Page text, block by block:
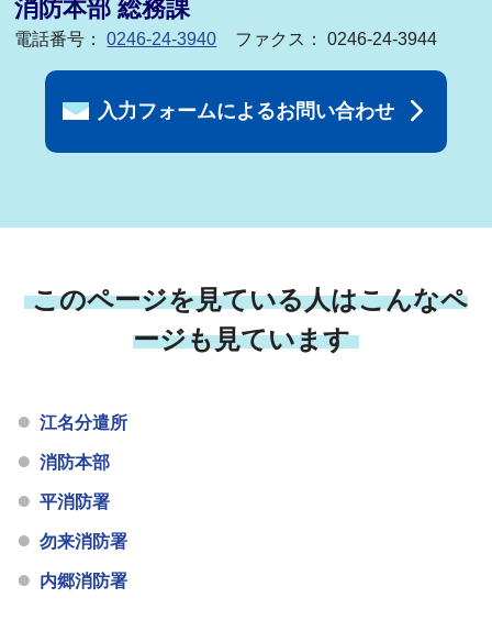
消防本部 総務課
電話番号：0246-24-3940 ファクス： 0246-24-3944
入力フォームによるお問い合わせ
このページを見ている人はこんなペ
ージも見ています
江名分遣所
消防本部
平消防署
勿来消防署
内郷消防署